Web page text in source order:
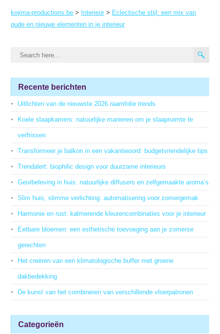
kojima-productions.be > Interieur > Eclectische stijl: een mix van
oude en nieuwe elementen in je interieur
Recente berichten
Uitlichten van de nieuwste 2026 raamfolie trends
Koele slaapkamers: natuurlijke manieren om je slaapruimte te
verfrissen
Transformeer je balkon in een vakantieoord: budgetvriendelijke tips
Trendalert: biophilic design voor duurzame interieurs
Geurbeleving in huis: natuurlijke diffusers en zelfgemaakte aroma’s
Slim huis, slimme verlichting: automatisering voor zomergemak
Harmonie en rust: kalmerende kleurencombinaties voor je interieur
Eetbare bloemen: een esthetische toevoeging aan je zomerse
gerechten
Het creëren van een klimatologische buffer met groene
dakbedekking
De kunst van het combineren van verschillende vloerpatronen
Categorieën